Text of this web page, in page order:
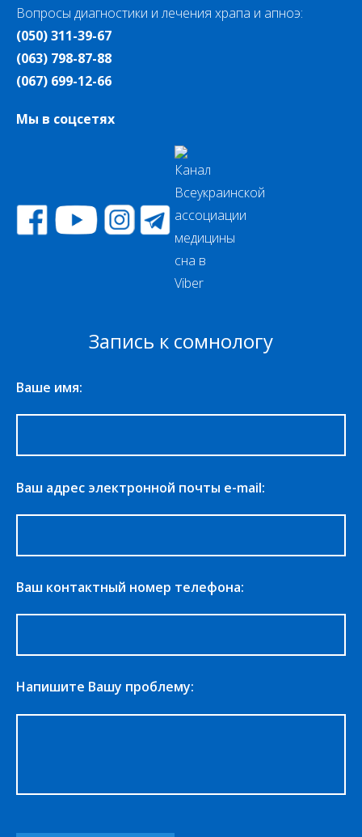
Вопросы диагностики и лечения храпа и апноэ:
(050) 311-39-67
(063) 798-87-88
(067) 699-12-66
Мы в соцсетях
Запись к сомнологу
Ваше имя:
Ваш адрес электронной почты e-mail:
Ваш контактный номер телефона:
Напишите Вашу проблему: